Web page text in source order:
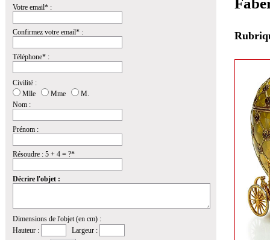
Votre email* :
Confirmez votre email* :
Téléphone* :
Civilité :
Mlle
Mme
M.
Nom :
Prénom :
Résoudre : 5 + 4 = ?*
Décrire l'objet :
Dimensions de l'objet (en cm) :
Hauteur :
Largeur :